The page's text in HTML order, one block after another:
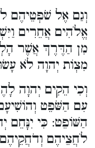
וְגַם אֶל שֹׁפְטֵיהֶם
אֱלֹהִים אֲחֵרִים
מִן הַדֶּרֶךְ אֲשֶׁר
מִצְו‍ֹת יְהוָה לֹא
וְכִי הֵקִים יְהוָה
עִם הַשֹּׁפֵט
הַשּׁוֹפֵט: כִּי יִנָּחֵם
לֹחֲצֵיהֶם